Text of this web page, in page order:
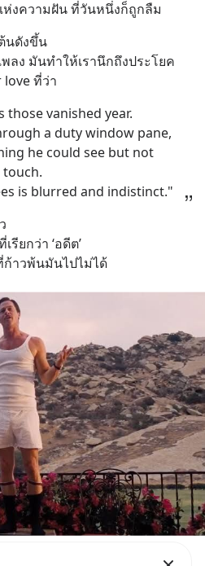
ห่งความฝัน ที่วันหนึ่งก็ถูกลืม
นดังขึ้น
ลง มันทำให้เรานึกถึงประโยค
ที่ว่า
those vanished year.
a duty window pane,
he could see but not
touch.
is blurred and indistinct."
ยกว่า ‘อดีต’
ก้าวพ้นมันไปไม่ได้